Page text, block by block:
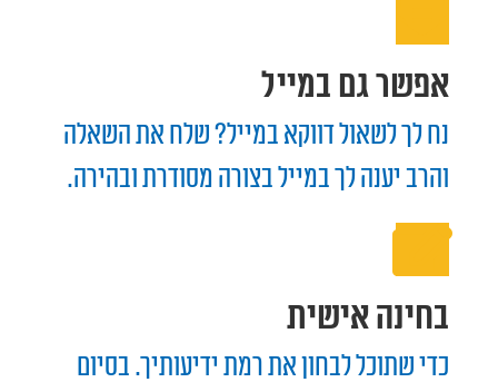
אפשר גם במייל
נח לך לשאול דווקא במייל? שלח את השאלה
והרב יענה לך במייל בצורה מסודרת ובהירה.
בחינה אישית
כדי שתוכל לבחון את רמת ידיעותיך. בסיום